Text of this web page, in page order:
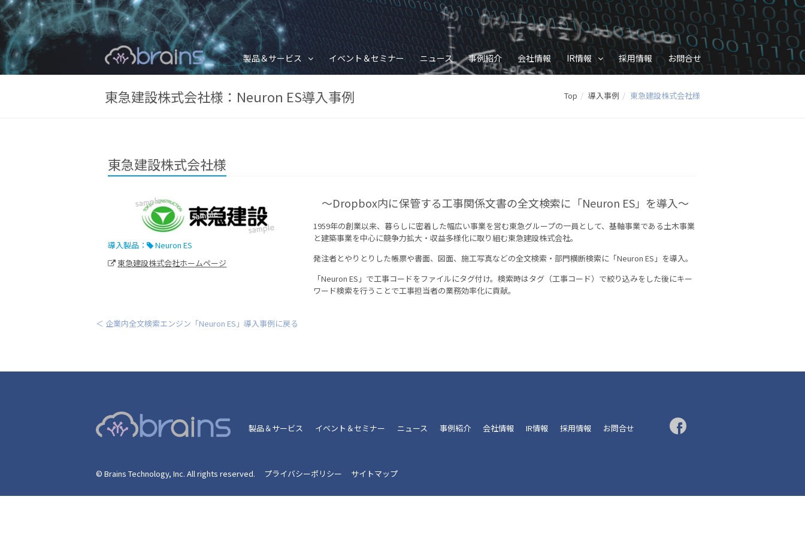
製品＆サービス イベント＆セミナー ニュース 事例紹介 会社情報 IR情報 採用情報 お問合せ
東急建設株式会社様：Neuron ES導入事例 Top 導入事例 東急建設株式会社様
東急建設株式会社様
〜Dropbox内に保管する工事関係文書の全文検索に「Neuron ES」を導入～
1959年の創業以来、暮らしに密着した幅広い事業を営む東急グループの一員として、基軸事業である土木事業
と建築事業を中心に競争力拡大・収益多様化に取り組む東急建設株式会社。
発注者とやりとりした帳票や書面、図面、施工写真などの全文検索・部門横断検索に「Neuron ES」を導入。
「Neuron ES」で工事コードをファイルにタグ付け。検索時はタグ（工事コード）で絞り込みをした後にキー
ワード検索を行うことで工事担当者の業務効率化に貢献。
導入製品：
Neuron ES
東急建設株式会社ホームページ
＜ 企業内全文検索エンジン「Neuron ES」導入事例に戻る
製品＆サービス イベント＆セミナー ニュース 事例紹介 会社情報 IR情報 採用情報 お問合せ
© Brains Technology, Inc. All rights reserved. プライバシーポリシー サイトマップ